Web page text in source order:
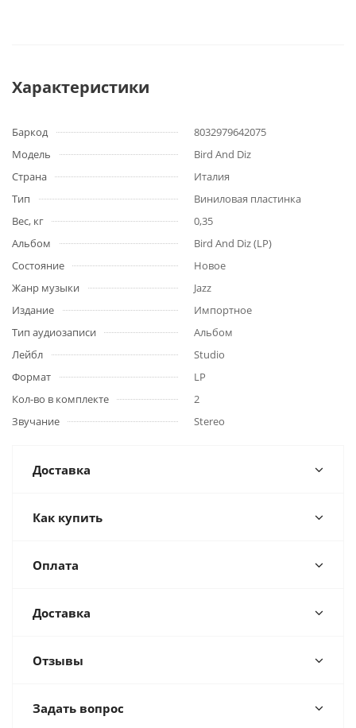
Характеристики
Баркод
8032979642075
Модель
Bird And Diz
Страна
Италия
Тип
Виниловая пластинка
Вес, кг
0,35
Альбом
Bird And Diz (LP)
Состояние
Новое
Жанр музыки
Jazz
Издание
Импортное
Тип аудиозаписи
Альбом
Лейбл
Studio
Формат
LP
Кол-во в комплекте
2
Звучание
Stereo
Доставка
Как купить
Оплата
Доставка
Отзывы
Задать вопрос